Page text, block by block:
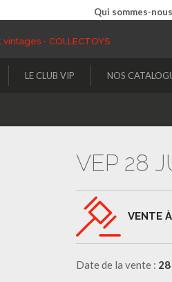
Qui sommes-
LE CLUB VIP NOS
VEP 28
VENTE
Date de la vente :